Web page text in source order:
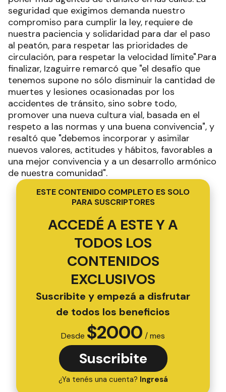
seguridad que exigimos demanda nuestro
compromiso para cumplir la ley, requiere de
nuestra paciencia y solidaridad para dar el paso
al peatón, para respetar las prioridades de
circulación, para respetar la velocidad límite".Para
finalizar, Izaguirre remarcó que "el desafío que
tenemos supone no sólo disminuir la cantidad de
muertes y lesiones ocasionadas por los
accidentes de tránsito, sino sobre todo,
promover una nueva cultura vial, basada en el
respeto a las normas y una buena convivencia", y
resaltó que "debemos incorporar y asimilar
nuevos valores, actitudes y hábitos, favorables a
una mejor convivencia y a un desarrollo armónico
de nuestra comunidad".
ESTE CONTENIDO COMPLETO ES SOLO
PARA SUSCRIPTORES
ACCEDÉ A ESTE Y A
TODOS LOS
CONTENIDOS
EXCLUSIVOS
Suscribite y empezá a disfrutar
de todos los beneficios
Desde $2000 / mes
Suscribite
¿Ya tenés una cuenta? Ingresá